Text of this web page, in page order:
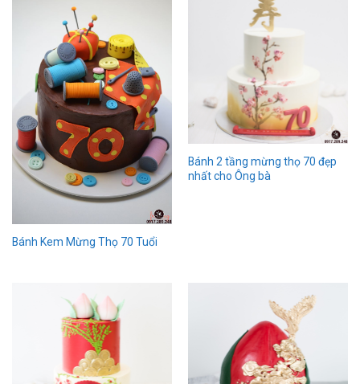
Bánh Kem Mừng Thọ 70 Tuổi
Bánh 2 tầng mừng thọ 70 đẹp
nhất cho Ông bà